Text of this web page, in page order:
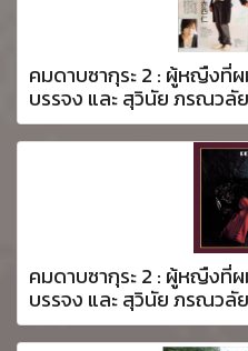
คมดาบซากุระ 2 : ผู้หญืงที่
บรรจง และ สุวินัย ภรณวลั
คมดาบซากุระ 2 : ผู้หญืงที่
บรรจง และ สุวินัย ภรณวลั